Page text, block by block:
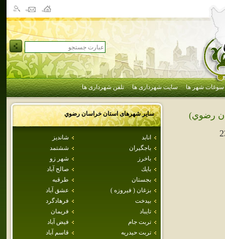
سوغات شهر ها سایت شهرداری ها تلفن شهرداری ها
سایر شهرهای استانخراسان رضوي
انابد
شانديز
باجگيران
ششتمد
باخرز
شهر زو
بايك
صالح آباد
بجستان
طرقبه
بزغان ( فيروزه )
عشق آباد
بيدخت
فرهادگرد
تايباد
فريمان
تربت جام
فيض آباد
تربت حيدريه
قاسم آباد
رضوي)